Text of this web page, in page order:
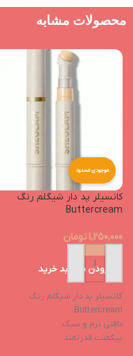
محصولات مشابه
موجودی محدود
کانسیلر پد دار شیگلم رنگ
Buttercream
1,250,000تومان
افزودن به سبد خرید
کانسیلر پد دار شیگلم رنگ
Buttercream
بافتی نرم و سبک
پیگمنت قدرتمند